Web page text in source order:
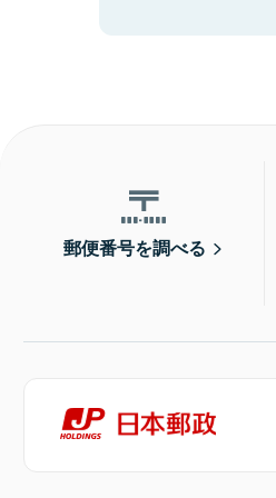
郵便番号を調べる